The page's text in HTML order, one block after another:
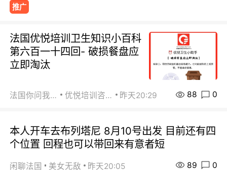
推广
法国优悦培训卫生知识小百科
第六百一十四回- 破损餐盘应
立即淘汰
法国你问我答 优悦培训咨询 昨天20:29 88 0
本人开车去布列塔尼 8月10号出发 目前还有四
个位置 回程也可以带回来有意者短
闲聊法国 美女无敌 昨天20:05 89 0